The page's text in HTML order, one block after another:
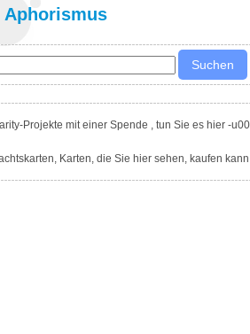
Aphorismus
Projekte mit einer Spende , tun Sie es hier -
Karten, die Sie hier sehen, kaufen